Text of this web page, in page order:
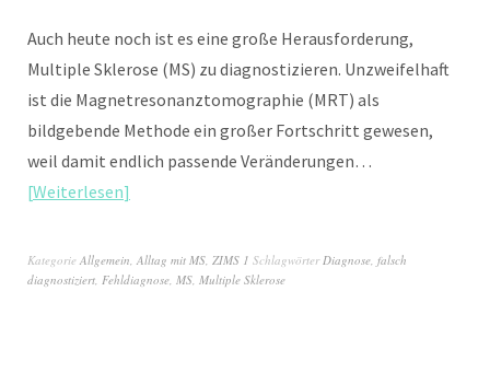
Auch heute noch ist es eine große Herausforderung,
Multiple Sklerose (MS) zu diagnostizieren. Unzweifelhaft
ist die Magnetresonanztomographie (MRT) als
bildgebende Methode ein großer Fortschritt gewesen,
weil damit endlich passende Veränderungen…
Weiterlesen
Kategorie Allgemein Alltag mit MS ZIMS 1 Schlagwörter Diagnose falsch
diagnostiziert Fehldiagnose MS Multiple Sklerose